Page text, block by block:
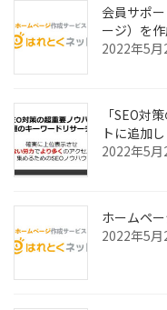
会員サポ
ージ）を
2022年5月
「SEO対
トに追加し
2022年5月
ホームペ
2022年5月